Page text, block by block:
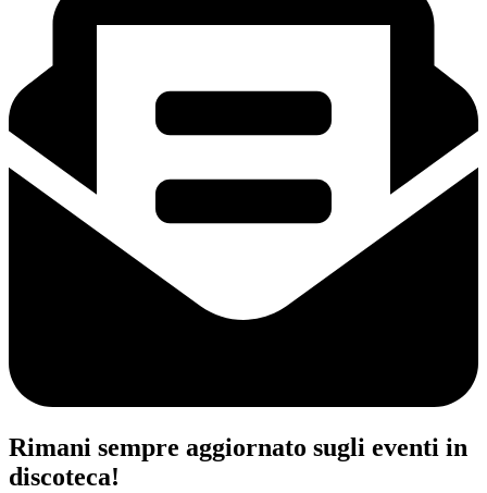
Rimani sempre aggiornato sugli eventi in
discoteca!